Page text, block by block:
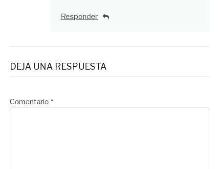
Responder
DEJA UNA RESPUESTA
Comentario *